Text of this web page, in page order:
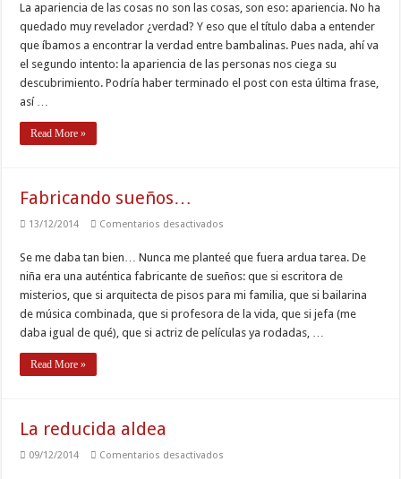
que
detrás
La apariencia de las cosas no son las cosas, son eso: apariencia. No ha
quedado muy revelador ¿verdad? Y eso que el título daba a entender
que íbamos a encontrar la verdad entre bambalinas. Pues nada, ahí va
el segundo intento: la apariencia de las personas nos ciega su
descubrimiento. Podría haber terminado el post con esta última frase,
así …
Read More »
Fabricando sueños…
13/12/2014 Comentarios desactivados
Se me daba tan bien… Nunca me planteé que fuera ardua tarea. De
niña era una auténtica fabricante de sueños: que si escritora de
misterios, que si arquitecta de pisos para mi familia, que si bailarina
de música combinada, que si profesora de la vida, que si jefa (me
daba igual de qué), que si actriz de películas ya rodadas, …
Read More »
La reducida aldea
09/12/2014 Comentarios desactivados